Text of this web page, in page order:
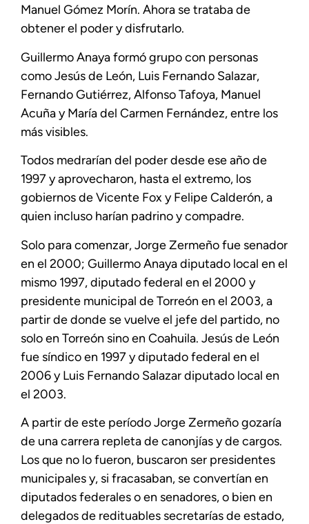
Manuel Gómez Morín. Ahora se trataba de
obtener el poder y disfrutarlo.
Guillermo Anaya formó grupo con personas
como Jesús de León, Luis Fernando Salazar,
Fernando Gutiérrez, Alfonso Tafoya, Manuel
Acuña y María del Carmen Fernández, entre los
más visibles.
Todos medrarían del poder desde ese año de
1997 y aprovecharon, hasta el extremo, los
gobiernos de Vicente Fox y Felipe Calderón, a
quien incluso harían padrino y compadre.
Solo para comenzar, Jorge Zermeño fue senador
en el 2000; Guillermo Anaya diputado local en el
mismo 1997, diputado federal en el 2000 y
presidente municipal de Torreón en el 2003, a
partir de donde se vuelve el jefe del partido, no
solo en Torreón sino en Coahuila. Jesús de León
fue síndico en 1997 y diputado federal en el
2006 y Luis Fernando Salazar diputado local en
el 2003.
A partir de este período Jorge Zermeño gozaría
de una carrera repleta de canonjías y de cargos.
Los que no lo fueron, buscaron ser presidentes
municipales y, si fracasaban, se convertían en
diputados federales o en senadores, o bien en
delegados de redituables secretarías de estado,